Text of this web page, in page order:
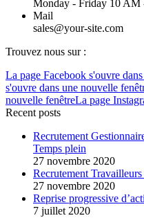
Monday - Friday 10 AM
Mail
sales@your-site.com
Trouvez nous sur :
La page Facebook s'ouvre
s'ouvre dans une nouvelle
nouvelle fenêtreLa page
Recent posts
Recrutement
Temps plein
27 novembre 2020
Recrutement
27 novembre 2020
Reprise progressive
7 juillet 2020